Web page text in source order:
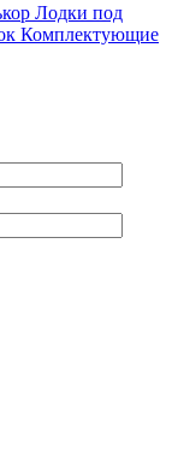
Лодки под
Комплектующие